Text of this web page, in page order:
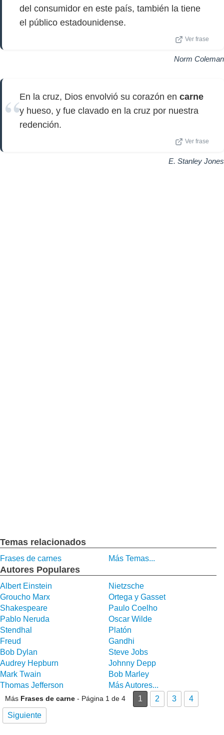
del consumidor en este país, también la tiene
el público estadounidense.
Ver frase
Norm Coleman
En la cruz, Dios envolvió su corazón en carne
y hueso, y fue clavado en la cruz por nuestra
redención.
Ver frase
E. Stanley Jones
Temas relacionados
Frases de carnes Más Temas...
Autores Populares
Albert Einstein
Nietzsche
Groucho Marx
Ortega y Gasset
Shakespeare
Paulo Coelho
Pablo Neruda
Oscar Wilde
Stendhal
Platón
Freud
Gandhi
Bob Dylan
Steve Jobs
Audrey Hepburn
Johnny Depp
Mark Twain
Bob Marley
Thomas Jefferson
Más Autores...
Más Frases de carne - Página 1 de 4 1 2 3
4
Siguiente